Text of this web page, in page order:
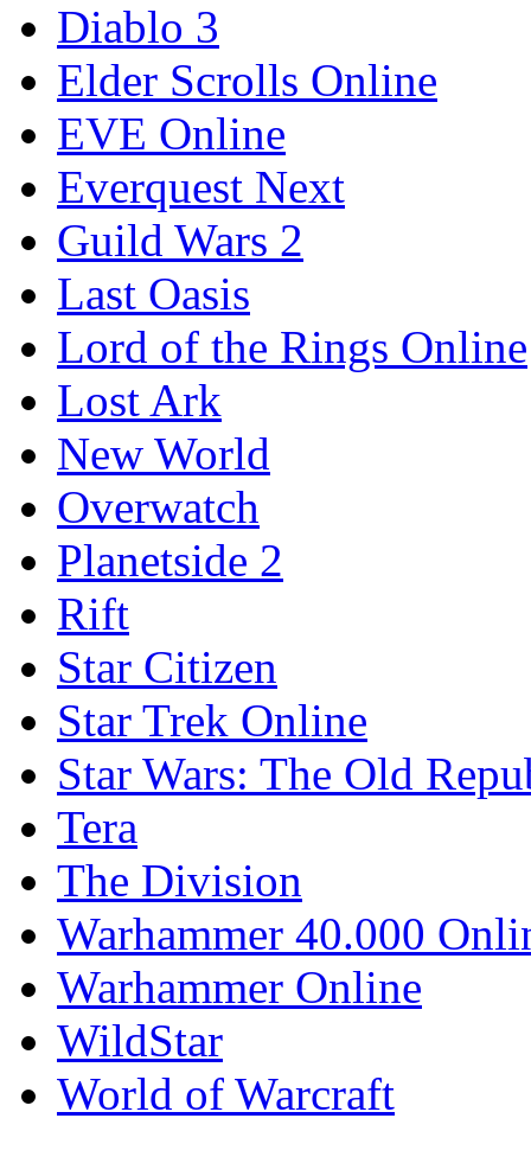
Diablo 3
Elder Scrolls Online
EVE Online
Everquest Next
Guild Wars 2
Last Oasis
Lord of the Rings Online
Lost Ark
New World
Overwatch
Planetside 2
Rift
Star Citizen
Star Trek Online
Star Wars: The Old
Tera
The Division
Warhammer 40.000
Warhammer Online
WildStar
World of Warcraft